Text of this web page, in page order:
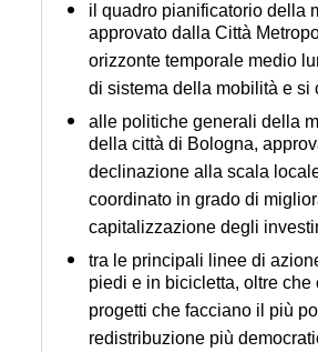
il quadro pianificatorio della
approvato dalla Città
orizzonte temporale medio
di sistema della mobilità e
alle politiche generali della
della città di Bologna,
declinazione alla scala
coordinato in grado di
capitalizzazione degli
tra le principali linee di
piedi e in bicicletta, oltre
progetti che facciano il più
redistribuzione più